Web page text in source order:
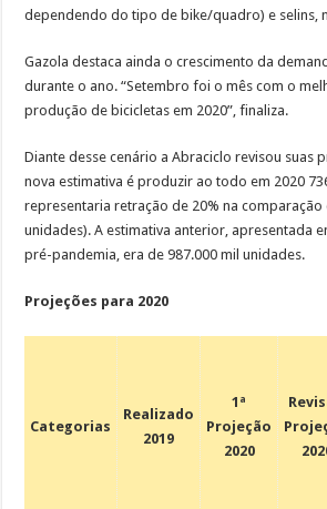
dependendo do tipo de bike/quadro) e selins,
Gazola destaca ainda o crescimento da
durante o ano. “Setembro foi o mês com o
produção de bicicletas em 2020”, finaliza.
Diante desse cenário a Abraciclo revisou suas
nova estimativa é produzir ao todo em 2020
representaria retração de 20% na comparação
unidades). A estimativa anterior, apresentada
pré-pandemia, era de 987.000 mil unidades.
Projeções para 2020
Categorias
Realizado
2019
1ª
Projeção
2020